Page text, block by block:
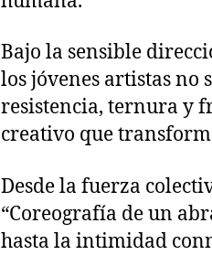
Bajo la sensible
los jóvenes artistas
resistencia, ternura y
creativo que
Desde la fuerza
“Coreografía de un
hasta la intimidad